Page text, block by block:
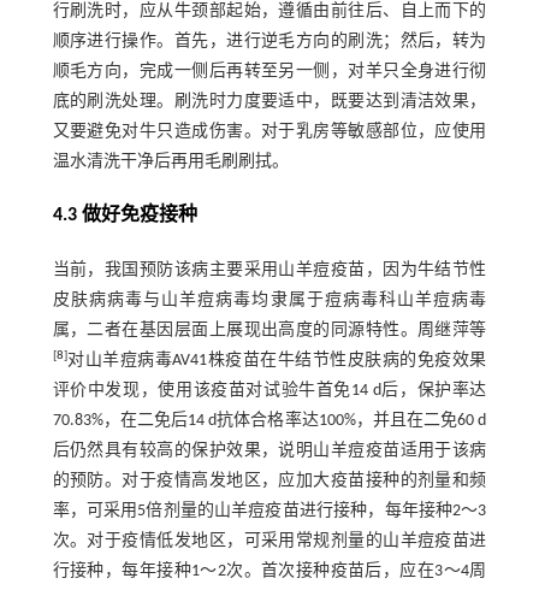
行刷洗时，应从牛颈部起始，遵循由前往后、自上而下的
顺序进行操作。首先，进行逆毛方向的刷洗；然后，转为
顺毛方向，完成一侧后再转至另一侧，对羊只全身进行彻
底的刷洗处理。刷洗时力度要适中，既要达到清洁效果，
又要避免对牛只造成伤害。对于乳房等敏感部位，应使用
温水清洗干净后再用毛刷刷拭。
4.3 做好免疫接种
当前，我国预防该病主要采用山羊痘疫苗，因为牛结节性
皮肤病病毒与山羊痘病毒均隶属于痘病毒科山羊痘病毒
属，二者在基因层面上展现出高度的同源特性。周继萍等
[8]对山羊痘病毒AV41株疫苗在牛结节性皮肤病的免疫效果
评价中发现，使用该疫苗对试验牛首免14 d后，保护率达
70.83%，在二免后14 d抗体合格率达100%，并且在二免60 d
后仍然具有较高的保护效果，说明山羊痘疫苗适用于该病
的预防。对于疫情高发地区，应加大疫苗接种的剂量和频
率，可采用5倍剂量的山羊痘疫苗进行接种，每年接种2～3
次。对于疫情低发地区，可采用常规剂量的山羊痘疫苗进
行接种，每年接种1～2次。首次接种疫苗后，应在3～4周